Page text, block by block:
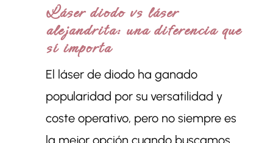
Láser diodo vs láser
alejandrita: una diferencia que
sí importa
El láser de diodo ha ganado
popularidad por su versatilidad y
coste operativo, pero no siempre es
la mejor opción cuando buscamos